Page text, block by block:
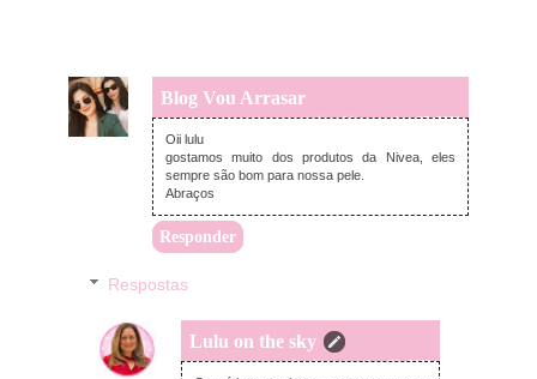
Blog Vou Arrasar
quinta-feira, outubro 27, 2022
Oii lulu
gostamos muito dos produtos da Nivea, eles
sempre são bom para nossa pele.
Abraços
Responder
Respostas
Lulu on the sky
domingo, outubro 30, 2022